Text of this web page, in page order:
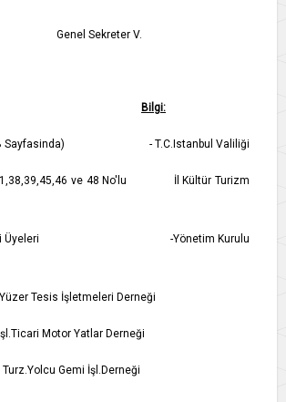
V.
Bilgi:
Sayfasinda) - T.C.Istanbul Valiliği
ve 48 No'lu İl Kültür Turizm
Üyeleri -Yönetim Kurulu
Tesis İşletmeleri Derneği
Motor Yatlar Derneği
Gemi İşl.Derneği